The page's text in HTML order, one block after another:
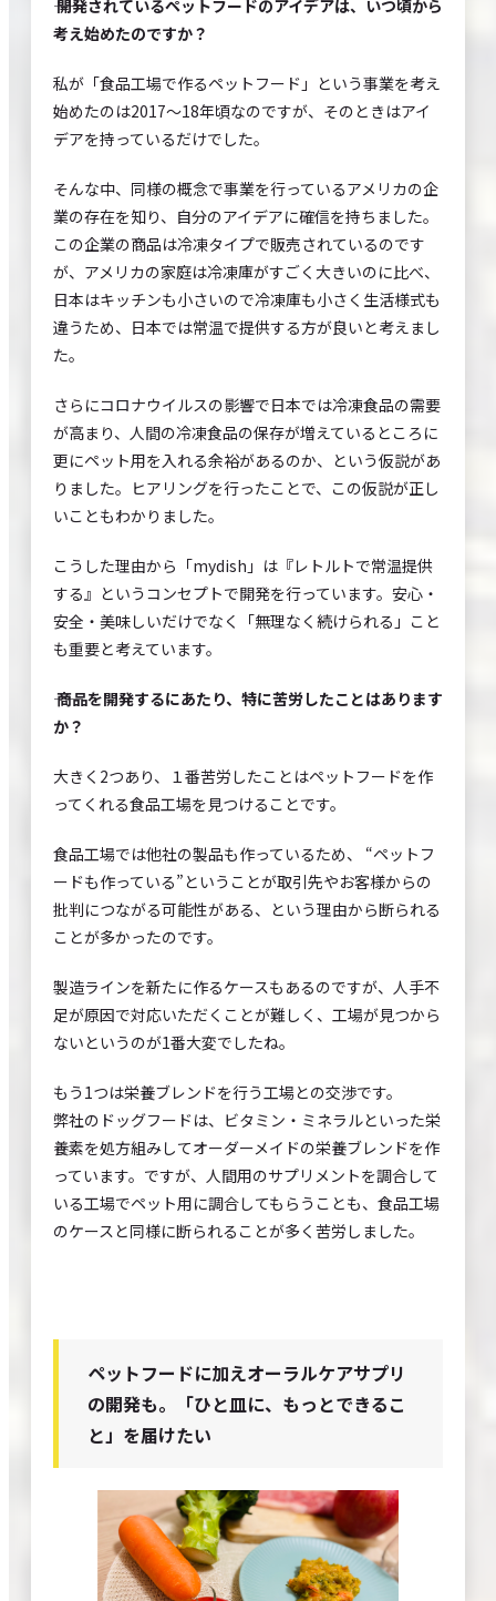
―― 開発されているペットフードのアイデアは、いつ頃から
考え始めたのですか？
私が「食品工場で作るペットフード」という事業を考え
始めたのは2017～18年頃なのですが、そのときはアイ
デアを持っているだけでした。
そんな中、同様の概念で事業を行っているアメリカの企
業の存在を知り、自分のアイデアに確信を持ちました。
この企業の商品は冷凍タイプで販売されているのです
が、アメリカの家庭は冷凍庫がすごく大きいのに比べ、
日本はキッチンも小さいので冷凍庫も小さく生活様式も
違うため、日本では常温で提供する方が良いと考えまし
た。
さらにコロナウイルスの影響で日本では冷凍食品の需要
が高まり、人間の冷凍食品の保存が増えているところに
更にペット用を入れる余裕があるのか、という仮説があ
りました。ヒアリングを行ったことで、この仮説が正し
いこともわかりました。
こうした理由から「mydish」は『レトルトで常温提供
する』というコンセプトで開発を行っています。安心・
安全・美味しいだけでなく「無理なく続けられる」こと
も重要と考えています。
―― 商品を開発するにあたり、特に苦労したことはあります
か？
大きく2つあり、１番苦労したことはペットフードを作
ってくれる食品工場を見つけることです。
食品工場では他社の製品も作っているため、 “ペットフ
ードも作っている”ということが取引先やお客様からの
批判につながる可能性がある、という理由から断られる
ことが多かったのです。
製造ラインを新たに作るケースもあるのですが、人手不
足が原因で対応いただくことが難しく、工場が見つから
ないというのが1番大変でしたね。
もう1つは栄養ブレンドを行う工場との交渉です。
弊社のドッグフードは、ビタミン・ミネラルといった栄
養素を処方組みしてオーダーメイドの栄養ブレンドを作
っています。ですが、人間用のサプリメントを調合して
いる工場でペット用に調合してもらうことも、食品工場
のケースと同様に断られることが多く苦労しました。
ペットフードに加えオーラルケアサプリ
の開発も。「ひと皿に、もっとできるこ
と」を届けたい